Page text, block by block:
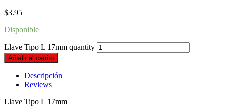
$3.95
Disponible
Llave Tipo L 17mm quantity
Añadir al carrito
Descripción
Reviews
Llave Tipo L 17mm